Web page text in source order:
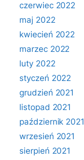
czerwiec 2022
maj 2022
kwiecień 2022
marzec 2022
luty 2022
styczeń 2022
grudzień 2021
listopad 2021
październik 2021
wrzesień 2021
sierpień 2021